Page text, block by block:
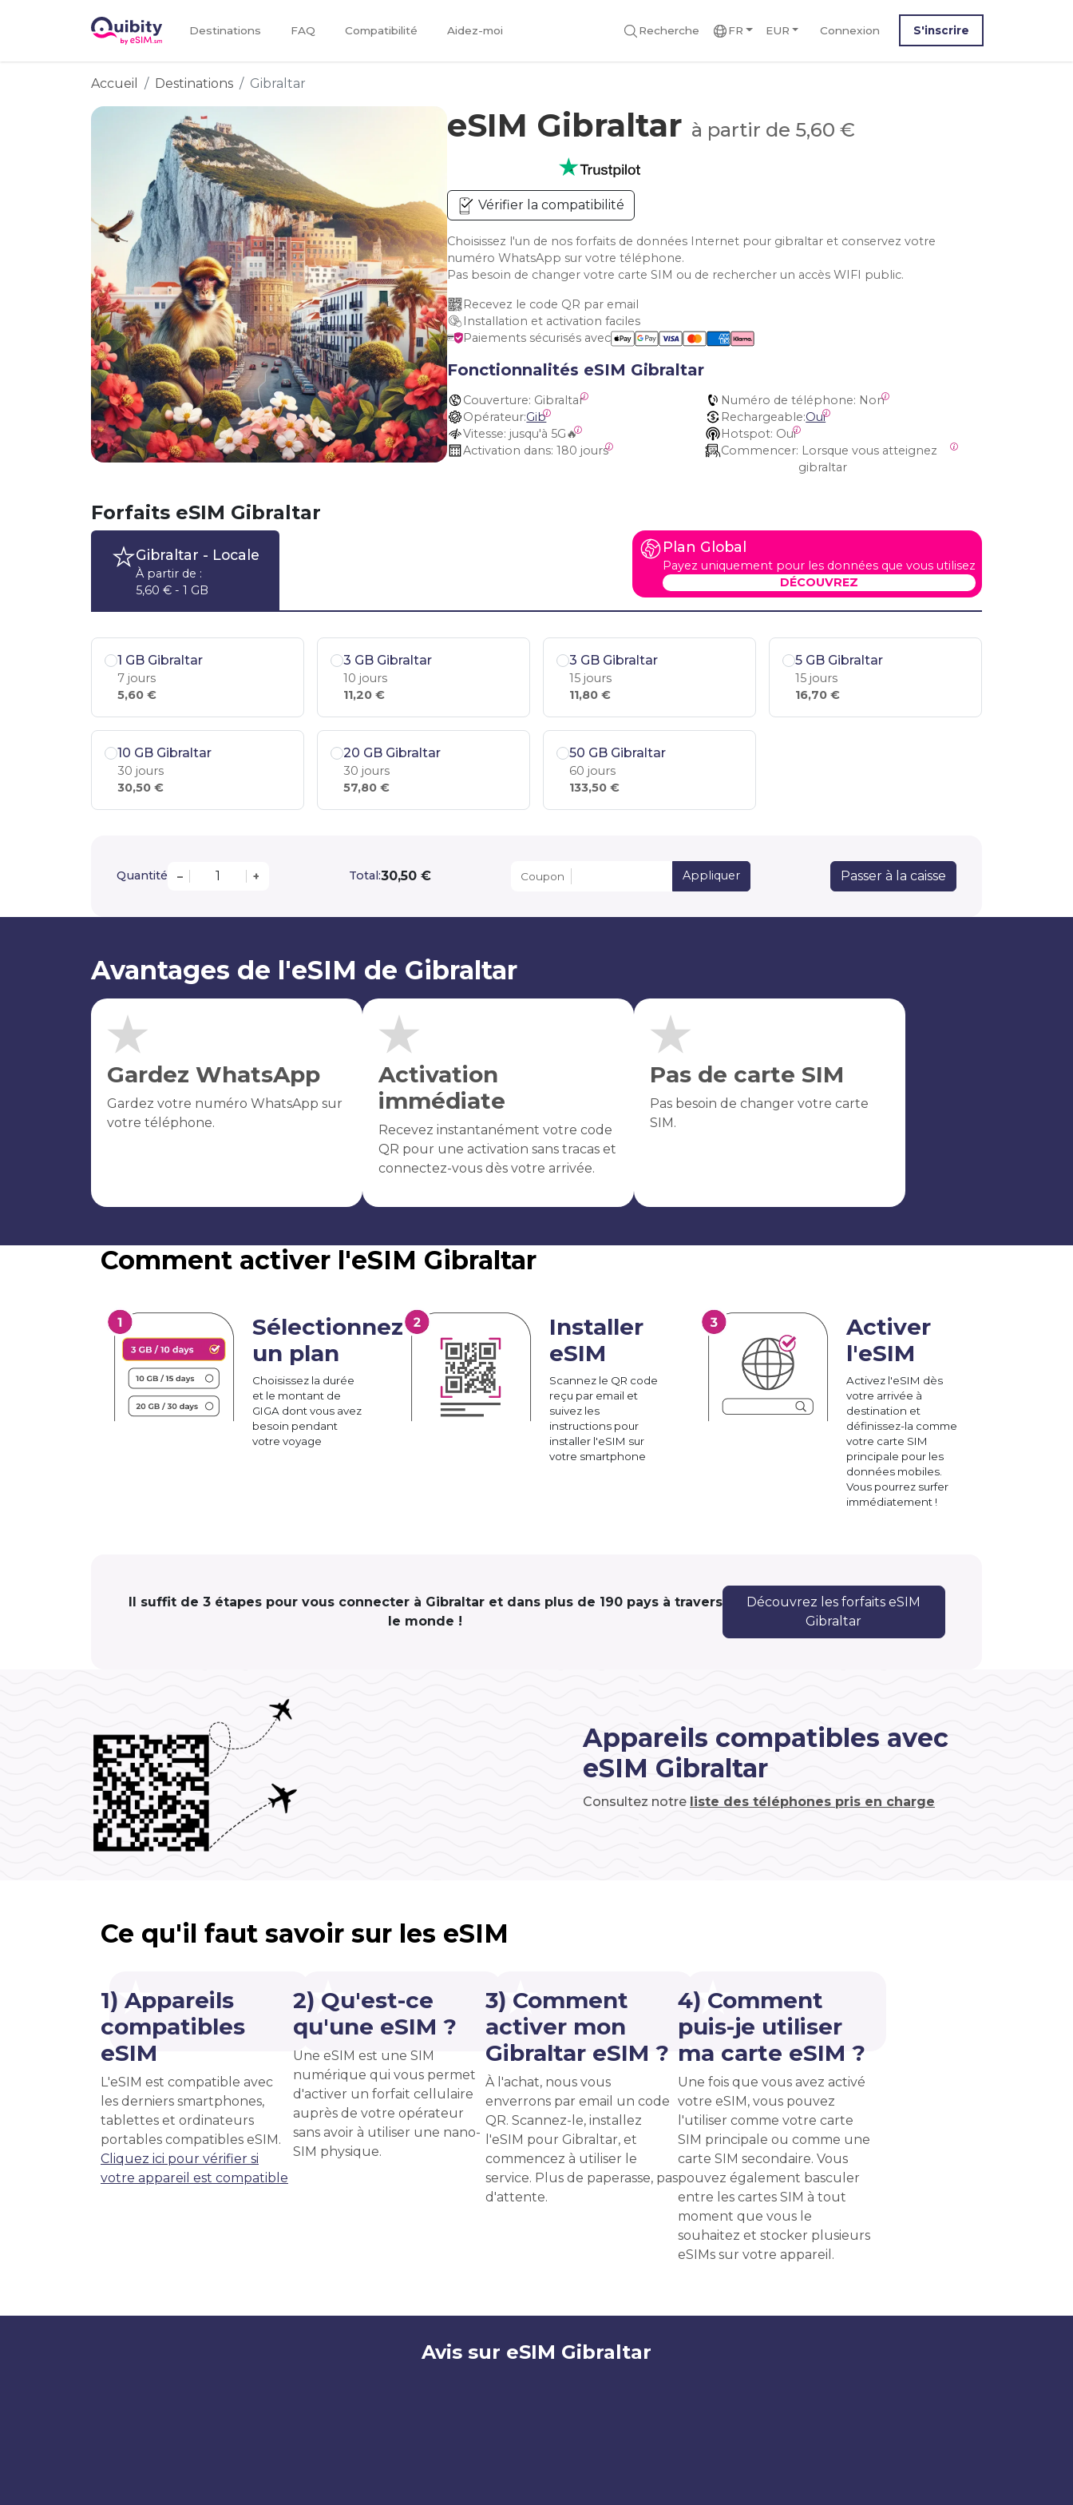
Destinations FAQ Compatibilité Aidez-moi Recherche FR EUR Connexion S'inscrire
Accueil Destinations Gibraltar
eSIM Gibraltar à partir de 5,60 €
Vérifier la compatibilité
Choisissez l'un de nos forfaits de données Internet pour gibraltar et conservez votre
numéro WhatsApp sur votre téléphone.
Pas besoin de changer votre carte SIM ou de rechercher un accès WIFI public.
Recevez le code QR par email
Installation et activation faciles
Paiements sécurisés avec
Fonctionnalités eSIM Gibraltar
Couverture: Gibraltar Numéro de téléphone: Non
Opérateur:Gib Rechargeable:Oui
Vitesse: jusqu'à 5G🔥 Hotspot: Oui
Activation dans: 180 jours Commencer:
gibraltar
Forfaits eSIM Gibraltar
Gibraltar - Locale
À partir de :
5,60 € - 1 GB
Plan Global
Payez uniquement pour les données que vous utilisez
DÉCOUVREZ
1 GB Gibraltar
7 jours
5,60 €
3 GB Gibraltar
10 jours
11,20 €
3 GB Gibraltar
15 jours
11,80 €
5 GB Gibraltar
15 jours
16,70 €
10 GB Gibraltar
30 jours
30,50 €
20 GB Gibraltar
30 jours
57,80 €
50 GB Gibraltar
60 jours
133,50 €
Quantité – + Total:30,50 € Coupon Appliquer Passer à la caisse
Avantages de l'eSIM de Gibraltar
Gardez WhatsApp
Gardez votre numéro WhatsApp sur
votre téléphone.
Activation
immédiate
Recevez instantanément votre code
QR pour une activation sans tracas et
connectez-vous dès votre arrivée.
Pas de carte SIM
Pas besoin de changer votre carte
SIM.
Comment activer l'eSIM Gibraltar
Sélectionnez
un plan
Choisissez la durée
et le montant de
GIGA dont vous avez
besoin pendant
votre voyage
Installer
eSIM
Scannez le QR code
reçu par email et
suivez les
instructions pour
installer l'eSIM sur
votre smartphone
Activer
l'eSIM
Activez l'eSIM dès
votre arrivée à
destination et
définissez-la comme
votre carte SIM
principale pour les
données mobiles.
Vous pourrez surfer
immédiatement !
Il suffit de 3 étapes pour vous connecter à Gibraltar et dans plus de 190 pays à travers
le monde !
Découvrez les forfaits eSIM
Gibraltar
Appareils compatibles avec
eSIM Gibraltar
Consultez notre liste des téléphones pris en charge
Ce qu'il faut savoir sur les eSIM
1) Appareils
compatibles
eSIM
L'eSIM est compatible avec
les derniers smartphones,
tablettes et ordinateurs
portables compatibles eSIM.
Cliquez ici pour vérifier si
votre appareil est compatible
2) Qu'est-ce
qu'une eSIM ?
Une eSIM est une SIM
numérique qui vous permet
d'activer un forfait cellulaire
auprès de votre opérateur
sans avoir à utiliser une nano-
SIM physique.
3) Comment
activer mon
Gibraltar eSIM ?
À l'achat, nous vous
enverrons par email un code
QR. Scannez-le, installez
l'eSIM pour Gibraltar, et
commencez à utiliser le
service. Plus de paperasse, pas
d'attente.
4) Comment
puis-je utiliser
ma carte eSIM ?
Une fois que vous avez activé
votre eSIM, vous pouvez
l'utiliser comme votre carte
SIM principale ou comme une
carte SIM secondaire. Vous
pouvez également basculer
entre les cartes SIM à tout
moment que vous le
souhaitez et stocker plusieurs
eSIMs sur votre appareil.
Avis sur eSIM Gibraltar